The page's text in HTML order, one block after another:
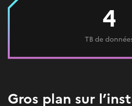
4
TB de
Gros plan sur